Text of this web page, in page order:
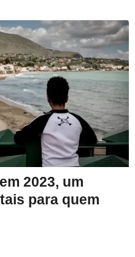
2023, um
para quem